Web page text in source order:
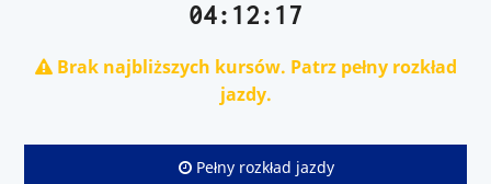
04:12:17
Brak najbliższych kursów. Patrz pełny rozkład
jazdy.
Pełny rozkład jazdy